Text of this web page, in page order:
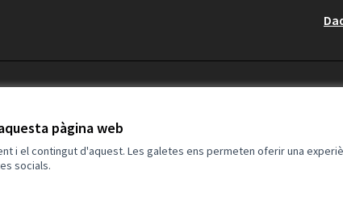
pàgina web
i el contingut d'aquest. Les galetes ens permeten oferir una
socials.